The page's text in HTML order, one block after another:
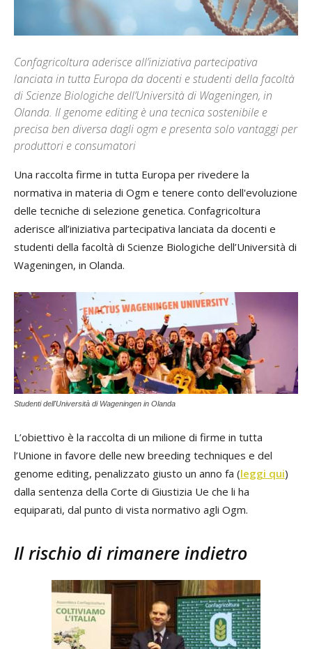
Confagricoltura aderisce all’iniziativa partecipativa
lanciata in tutta Europa da docenti e studenti della facoltà
di Scienze Biologiche dell’Università di Wageningen, in
Olanda. Il genome editing è una tecnica sostenibile e
precisa ben diversa dagli ogm e presenta solo vantaggi per
produttori e consumatori
Una raccolta firme in tutta Europa per rivedere la
normativa in materia di Ogm e tenere conto dell'evoluzione
delle tecniche di selezione genetica. Confagricoltura
aderisce all’iniziativa partecipativa lanciata da docenti e
studenti della facoltà di Scienze Biologiche dell’Università di
Wageningen, in Olanda.
Studenti dell'Università di Wageningen in Olanda
L’obiettivo è la raccolta di un milione di firme in tutta
l’Unione in favore delle new breeding techniques e del
genome editing, penalizzato giusto un anno fa (leggi qui)
dalla sentenza della Corte di Giustizia Ue che li ha
equiparati, dal punto di vista normativo agli Ogm.
Il rischio di rimanere indietro